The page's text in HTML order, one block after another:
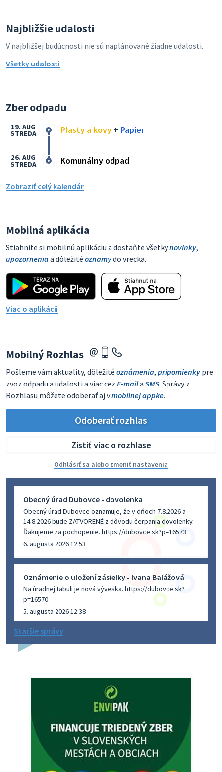
Najbližšie udalosti
V najbližšej budúcnosti nie sú naplánované žiadne udalosti.
Všetky udalosti
Zber odpadu
Plasty a kovy + Papier
19. AUG
STREDA
Komunálny odpad
26. AUG
STREDA
Zobraziť celý kalendár
Mobilná aplikácia
Stiahnite si mobilnú aplikáciu a dostaňte všetkynovinky,
upozorneniaa dôležité oznamydo vrecka.
Viac o aplikácii
Mobilný Rozhlas
Pošleme vám aktuality, dôležité oznámenia, pripomienky pre
zvoz odpadu a udalosti a viac cez E-maila SMS. Správy z
Rozhlasu môžete odoberať aj vmobilnej appke.
Odoberať rozhlas
Zistiť viac o rozhlase
Odhlásiť sa alebo zmeniť nastavenia
Obecný úrad Dubovce - dovolenka
Obecný úrad Dubovce oznamuje, že v dňoch 7.8.2026 a
14.8.2026 bude ZATVORENÉ z dôvodu čerpania dovolenky.
Ďakujeme za pochopenie. https://dubovce.sk?p=16573
6. augusta 2026 12:53
Oznámenie o uložení zásielky - Ivana Balážová
Na úradnej tabuli je nová výveska. https://dubovce.sk?
p=16570
5. augusta 2026 12:38
Dovolenka - MUDr. Marián Sivoň
budeZATVORENÁ z dôvodu čerpania dovolenky. Akútne
prípady bude riešiť MUDr.Fisch…
Zajtrajší zvoz odpadu
Vážený občan, zajtra 5. 8. sa bude zvážať komunálny odpad.
4. augusta 2026 15:30
Staršie správy